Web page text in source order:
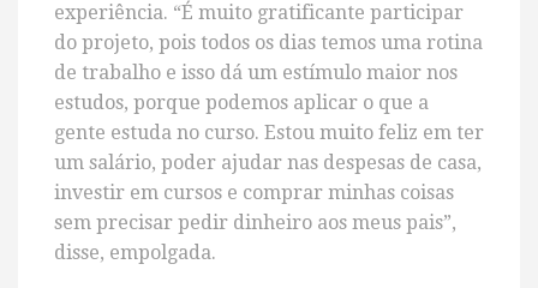
experiência. “É muito gratificante participar
do projeto, pois todos os dias temos uma rotina
de trabalho e isso dá um estímulo maior nos
estudos, porque podemos aplicar o que a
gente estuda no curso. Estou muito feliz em ter
um salário, poder ajudar nas despesas de casa,
investir em cursos e comprar minhas coisas
sem precisar pedir dinheiro aos meus pais”,
disse, empolgada.